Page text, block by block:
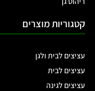
קטגוריות מוצרים
עציצים לבית ולגן
עציצים לבית
עציצים לגינה